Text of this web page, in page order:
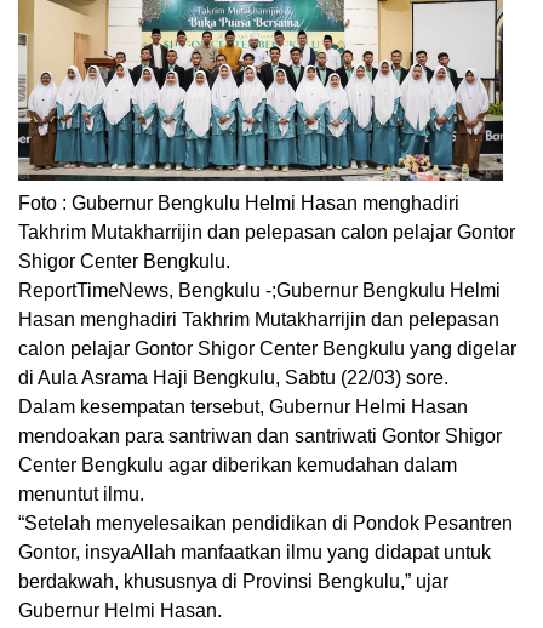
Foto : Gubernur Bengkulu Helmi Hasan menghadiri
Takhrim Mutakharrijin dan pelepasan calon pelajar Gontor
Shigor Center Bengkulu.
ReportTimeNews, Bengkulu -;Gubernur Bengkulu Helmi
Hasan menghadiri Takhrim Mutakharrijin dan pelepasan
calon pelajar Gontor Shigor Center Bengkulu yang digelar
di Aula Asrama Haji Bengkulu, Sabtu (22/03) sore.
Dalam kesempatan tersebut, Gubernur Helmi Hasan
mendoakan para santriwan dan santriwati Gontor Shigor
Center Bengkulu agar diberikan kemudahan dalam
menuntut ilmu.
“Setelah menyelesaikan pendidikan di Pondok Pesantren
Gontor, insyaAllah manfaatkan ilmu yang didapat untuk
berdakwah, khususnya di Provinsi Bengkulu,” ujar
Gubernur Helmi Hasan.